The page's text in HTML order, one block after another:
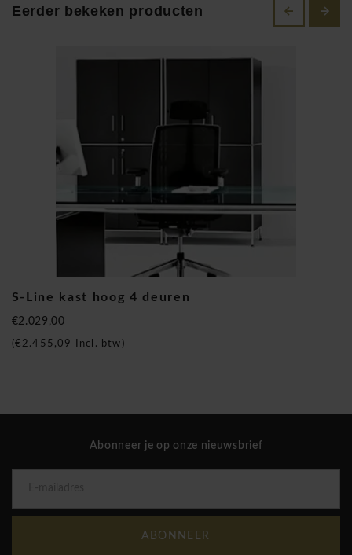
Eerder bekeken producten
S-Line kast hoog 4 deuren
€2.029,00
(€2.455,09 Incl. btw)
Abonneer je op onze nieuwsbrief
ABONNEER